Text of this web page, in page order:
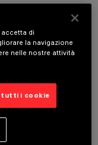
sorgenti LED. Vano
con faldina
a 5 celle
e direzionabili
di
la navigazione
nelle nostre attività
i cookie